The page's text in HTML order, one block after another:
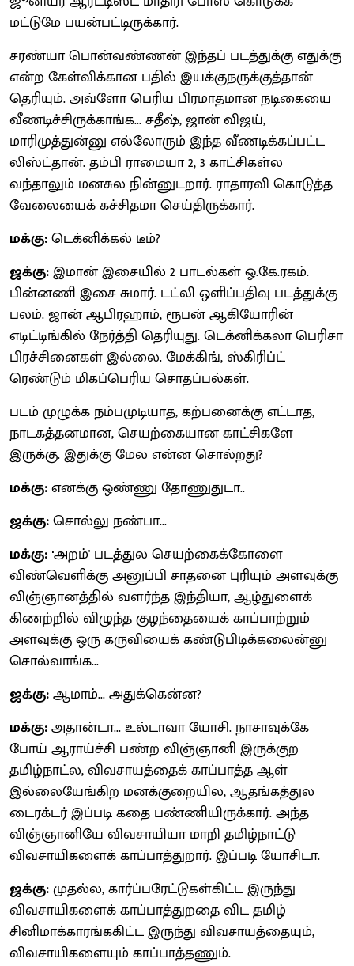
மட்டுமே பயன்பட்டிருக்கார்.
சரண்யா பொன்வண்ணன் இந்தப் படத்துக்கு எதுக்கு
என்ற கேள்விக்கான பதில் இயக்குநருக்குத்தான்
தெரியும். அவ்ளோ பெரிய பிரமாதமான நடிகையை
வீணடிச்சிருக்காங்க... சதீஷ், ஜான் விஜய்,
மாரிமுத்துன்னு எல்லோரும் இந்த வீணடிக்கப்பட்ட
லிஸ்ட்தான். தம்பி ராமையா 2, 3 காட்சிகள்ல
வந்தாலும் மனசுல நின்னுடறார். ராதாரவி கொடுத்த
வேலையைக் கச்சிதமா செய்திருக்கார்.
மக்கு:டெக்னிக்கல் டீம்?
ஜக்கு:இமான் இசையில் 2 பாடல்கள் ஓ.கே.ரகம்.
பின்னணி இசை சுமார். டட்லி ஒளிப்பதிவு படத்துக்கு
பலம். ஜான் ஆபிரஹாம், ரூபன் ஆகியோரின்
எடிட்டிங்கில் நேர்த்தி தெரியுது. டெக்னிக்கலா பெரிசா
பிரச்சினைகள் இல்லை. மேக்கிங், ஸ்கிரிப்ட்
ரெண்டும் மிகப்பெரிய சொதப்பல்கள்.
படம் முழுக்க நம்பமுடியாத, கற்பனைக்கு எட்டாத,
நாடகத்தனமான, செயற்கையான காட்சிகளே
இருக்கு. இதுக்கு மேல என்ன சொல்றது?
மக்கு:எனக்கு ஒண்ணு தோணுதுடா..
ஜக்கு:சொல்லு நண்பா...
மக்கு: 'அறம்' படத்துல செயற்கைக்கோளை
விண்வெளிக்கு அனுப்பி சாதனை புரியும் அளவுக்கு
விஞ்ஞானத்தில் வளர்ந்த இந்தியா, ஆழ்துளைக்
கிணற்றில் விழுந்த குழந்தையைக் காப்பாற்றும்
அளவுக்கு ஒரு கருவியைக் கண்டுபிடிக்கலைன்னு
சொல்வாங்க...
ஜக்கு:ஆமாம்... அதுக்கென்ன?
மக்கு:அதான்டா... உல்டாவா யோசி. நாசாவுக்கே
போய் ஆராய்ச்சி பண்ற விஞ்ஞானி இருக்குற
தமிழ்நாட்ல, விவசாயத்தைக் காப்பாத்த ஆள்
இல்லையேங்கிற மனக்குறையில, ஆதங்கத்துல
டைரக்டர் இப்படி கதை பண்ணியிருக்கார். அந்த
விஞ்ஞானியே விவசாயியா மாறி தமிழ்நாட்டு
விவசாயிகளைக் காப்பாத்துறார். இப்படி யோசிடா.
ஜக்கு:முதல்ல, கார்ப்பரேட்டுகள்கிட்ட இருந்து
விவசாயிகளைக் காப்பாத்துறதை விட தமிழ்
சினிமாக்காரங்ககிட்ட இருந்து விவசாயத்தையும்,
விவசாயிகளையும் காப்பாத்தணும்.